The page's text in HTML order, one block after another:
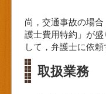
尚，交通事故の場
護士費用特約」が
して，弁護士に依
取扱業務